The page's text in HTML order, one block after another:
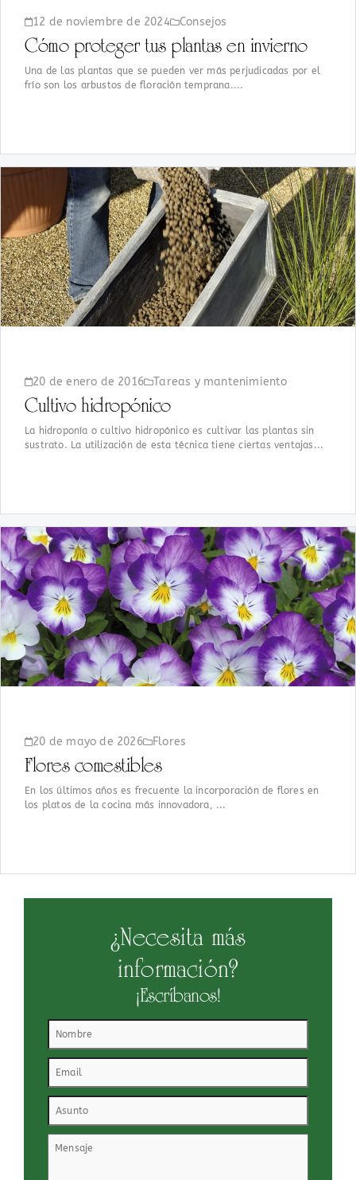
12 de noviembre de 2024 Consejos
Cómo proteger tus plantas en invierno
Una de las plantas que se pueden ver más perjudicadas por el
frío son los arbustos de floración temprana....
20 de enero de 2016 Tareas y mantenimiento
Cultivo hidropónico
La hidroponía o cultivo hidropónico es cultivar las plantas sin
sustrato. La utilización de esta técnica tiene ciertas ventajas...
20 de mayo de 2026 Flores
Flores comestibles
En los últimos años es frecuente la incorporación de flores en
los platos de la cocina más innovadora, ...
¿Necesita más
información?
¡Escríbanos!